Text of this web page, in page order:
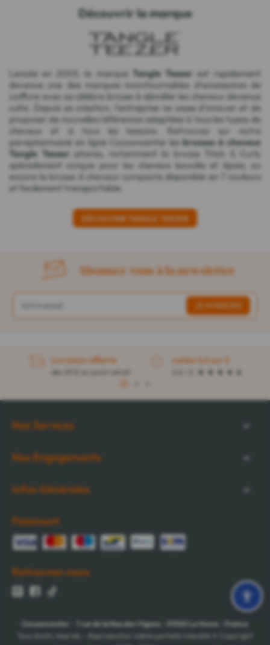
Découvrir la marque
Lancée en 2003, la marque Tangle Teezer est rapidement
devenue une des marques incontournables d'accessoires de
coiffure avec sa célèbre brosse à démêler les cheveux devenue
culte. Depuis sa création, l'entreprise ne cesse d'innover et de
proposer de nouvelles références adaptées à tous les types de
cheveux et à tous les besoins. Retrouvez sur notre
parapharmacie en ligne Cocooncenter lesbrosses à cheveux
Tangle Teezer phares, notamment la
brosse Thick & Curly
spécialement conçue pour les cheveux bouclés et épais, ou
encore la brosse à cheveux compacte disponible en 7 couleurs
et facilement transportable.
DÉCOUVRIR TANGLE TEEZER
Abonnez-vous à la newsletter
Livraison offerte
dès 49 € en point retrait
notée 4,6 sur 5
1
Nos Services
Nos Engagements
Infos Générales
Paiement
Retrouvez-nous
Cocooncenter 1 rue de la Nau des Vignes La Veuve
France
Tous droits réservés - Reproduction même partielle interdite © Copyright